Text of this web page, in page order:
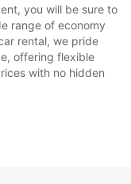
you will be sure to
range of economy
rental, we pride
offering flexible
with no hidden